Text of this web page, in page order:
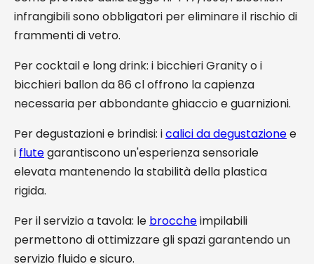
infrangibili sono obbligatori per eliminare il rischio di
frammenti di vetro.
Per cocktail e long drink: i bicchieri Granity o i
bicchieri ballon da 86 cl offrono la capienza
necessaria per abbondante ghiaccio e guarnizioni.
Per degustazioni e brindisi: icalici da degustazionee
i flutegarantiscono un'esperienza sensoriale
elevata mantenendo la stabilità della plastica
rigida.
Per il servizio a tavola: le broccheimpilabili
permettono di ottimizzare gli spazi garantendo un
servizio fluido e sicuro.